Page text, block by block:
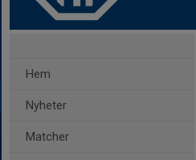
Hem
Nyheter
Matcher